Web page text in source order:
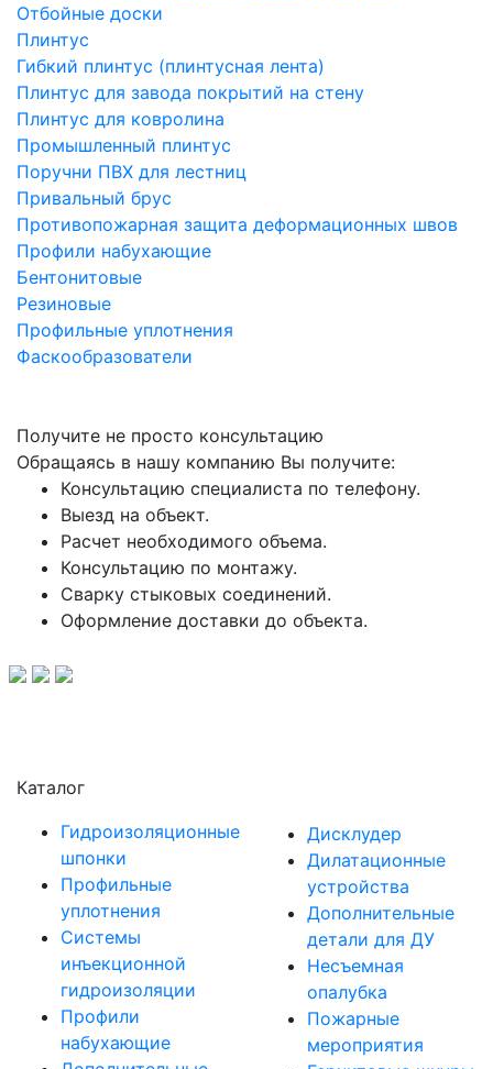
Отбойные доски
Плинтус
Гибкий плинтус (плинтусная лента)
Плинтус для завода покрытий на стену
Плинтус для ковролина
Промышленный плинтус
Поручни ПВХ для лестниц
Привальный брус
Противопожарная защита деформационных швов
Профили набухающие
Бентонитовые
Резиновые
Профильные уплотнения
Фаскообразователи
Получите не просто консультацию
Обращаясь в нашу компанию Вы получите:
Консультацию специалиста по телефону.
Выезд на объект.
Расчет необходимого объема.
Консультацию по монтажу.
Сварку стыковых соединений.
Оформление доставки до объекта.
Каталог
Гидроизоляционные
шпонки
Профильные
уплотнения
Системы
инъекционной
гидроизоляции
Профили
набухающие
Дисклудер
Дилатационные
устройства
Дополнительные
детали для ДУ
Несъемная
опалубка
Пожарные
мероприятия